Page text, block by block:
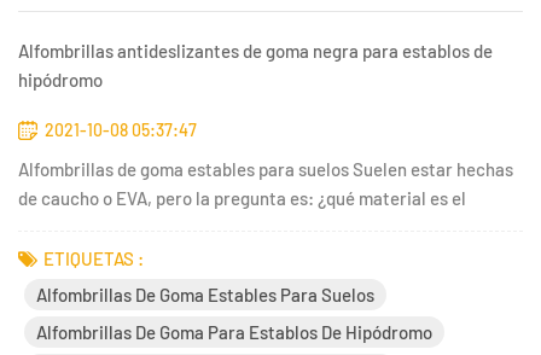
Alfombrillas antideslizantes de goma negra para establos de
hipódromo
2021-10-08 05:37:47
Alfombrillas de goma estables para suelos Suelen estar hechas
de caucho o EVA, pero la pregunta es: ¿qué material es el
desventajas de cada tipo de colchoneta para establos, para
ayudarte a elegir la mejor solución para tus caballos.Las
ETIQUETAS :
Alfombrillas De Goma Estables Para Suelos
Alfombrillas De Goma Para Establos De Hipódromo